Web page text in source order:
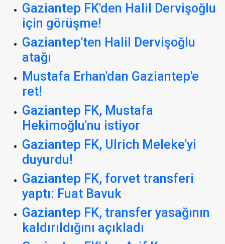
Gaziantep FK'den Halil Dervişoğlu
için görüşme!
Gaziantep'ten Halil Dervişoğlu
atağı
Mustafa Erhan'dan Gaziantep'e
ret!
Gaziantep FK, Mustafa
Hekimoğlu'nu istiyor
Gaziantep FK, Ulrich Meleke'yi
duyurdu!
Gaziantep FK, forvet transferi
yaptı: Fuat Bavuk
Gaziantep FK, transfer yasağının
kaldırıldığını açıkladı